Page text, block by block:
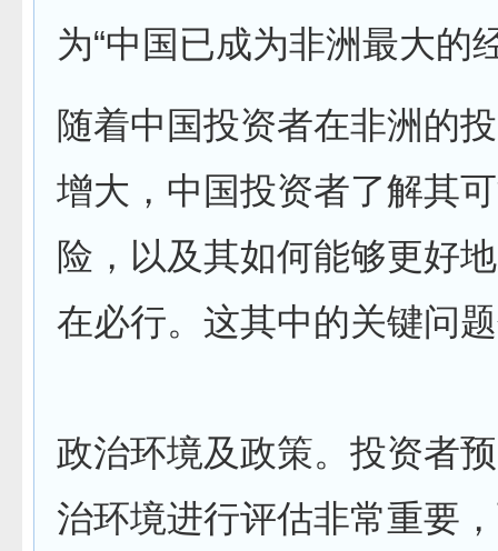
为“中国已成为非洲最大的
随着中国投资者在非洲的
增大，中国投资者了解其
险，以及其如何能够更好
在必行。这其中的关键问
政治环境及政策。投资者
治环境进行评估非常重要